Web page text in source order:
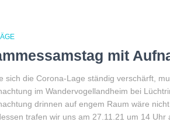
mit
sich die Corona-Lage ständig verschärft,
im Wandervogellandheim bei
drinnen auf engem Raum wäre
trafen wir uns am 27.11.21 um 14 Uhr